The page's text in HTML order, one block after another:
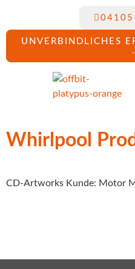
UNVERBINDLICHES
Whirlpool
CD-Artworks Kunde: Motor